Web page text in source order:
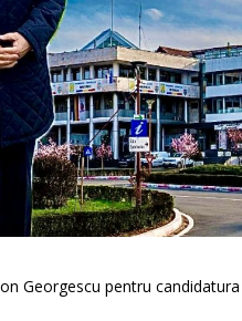
Georgescu pentru